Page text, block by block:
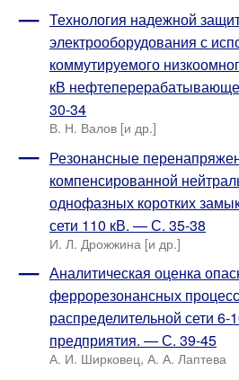
Технология надежной
электрооборудования с
коммутируемого
кВ
30-34
В. Н. Валов [и др.]
Резонансные
компенсированной
однофазных коротких
сети 110 кВ. — С. 35-38
И. Л. Дрожжина [и др.]
Аналитическая оценка
феррорезонансных
распределительной сети
предприятия. — С. 39-45
А. И. Ширковец, А. А. Лаптева